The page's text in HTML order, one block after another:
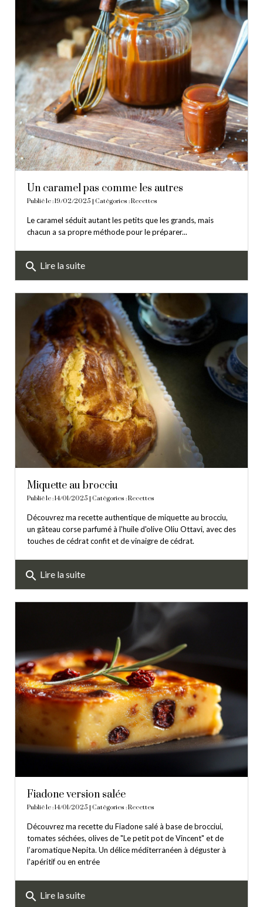
Un caramel pas comme les autres
Publié le : 19/02/2025 | Catégories :Recettes
Le caramel séduit autant les petits que les grands, mais
chacun a sa propre méthode pour le préparer...
search Lire la suite
Miquette au brocciu
Publié le : 14/01/2025 | Catégories :Recettes
Découvrez ma recette authentique de miquette au brocciu,
un gâteau corse parfumé à l'huile d'olive Oliu Ottavi, avec des
touches de cédrat confit et de vinaigre de cédrat.
search Lire la suite
Fiadone version salée
Publié le : 14/01/2025 | Catégories :Recettes
Découvrez ma recette du Fiadone salé à base de brocciui,
tomates séchées, olives de "Le petit pot de Vincent" et de
l’aromatique Nepita. Un délice méditerranéen à déguster à
l'apéritif ou en entrée
search Lire la suite